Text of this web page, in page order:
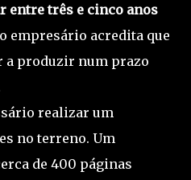
entre três e cinco anos
empresário acredita que
a produzir num prazo
realizar um
no terreno. Um
de 400 páginas